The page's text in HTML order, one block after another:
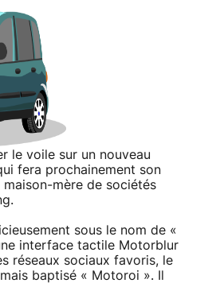
le voile sur un nouveau
fera prochainement son
mère de sociétés
sous le nom de «
interface tactile Motorblur
réseaux sociaux favoris, le
baptisé « Motoroi ». Il